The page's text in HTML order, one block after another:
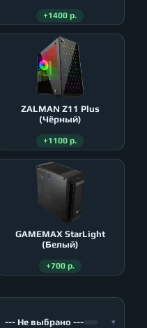
+1400 р.
ZALMAN Z11 Plus
(Чёрный)
+1100 р.
GAMEMAX StarLight
(Белый)
+700 р.
--- Не выбрано --- ▾